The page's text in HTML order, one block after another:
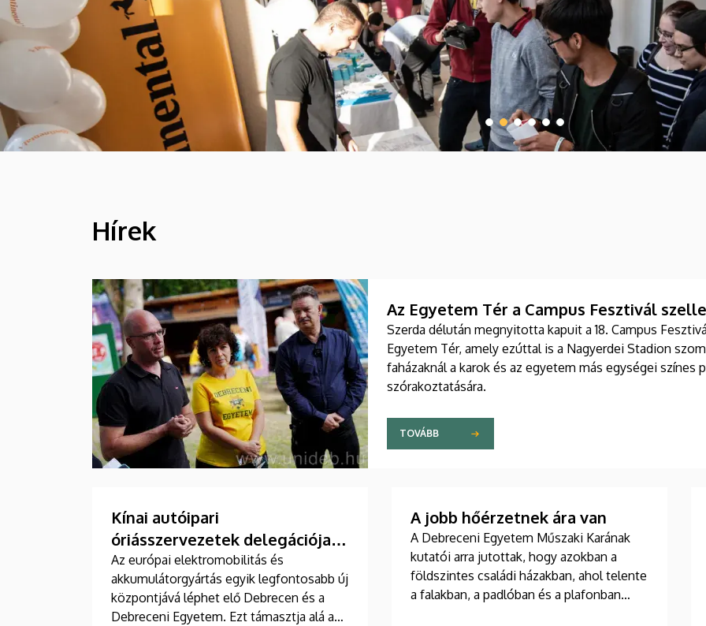
HÍREK
Hírek
Az Egyetem Tér a Campus Fesztivál
Szerda délután megnyitotta kapuit a 18. Campus
Egyetem Tér, amely ezúttal is a Nagyerdei Stadion
faházaknál a karok és az egyetem más egységei színes
szórakoztatására.
TOVÁBB
Kínai autóipari
óriásszervezetek delegációja a
Debreceni Egyetemen
Az európai elektromobilitás és
akkumulátorgyártás egyik legfontosabb új
központjává léphet elő Debrecen és a
Debreceni Egyetem. Ezt támasztja alá az
A jobb hőérzetnek ára van
A Debreceni Egyetem Műszaki Karának
kutatói arra jutottak, hogy azokban a
földszintes családi házakban, ahol telente
a falakban, a padlóban és a plafonban